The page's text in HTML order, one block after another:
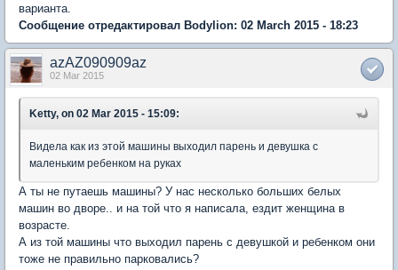
варианта.
Сообщение отредактировал Bodylion: 02 March 2015 - 18:23
azAZ090909az
02 Mar 2015
Ketty, on 02 Mar 2015 - 15:09:
Видела как из этой машины выходил парень и девушка с
маленьким ребенком на руках
А ты не путаешь машины? У нас несколько больших белых
машин во дворе.. и на той что я написала, ездит женщина в
возрасте.
А из той машины что выходил парень с девушкой и ребенком они
тоже не правильно парковались?